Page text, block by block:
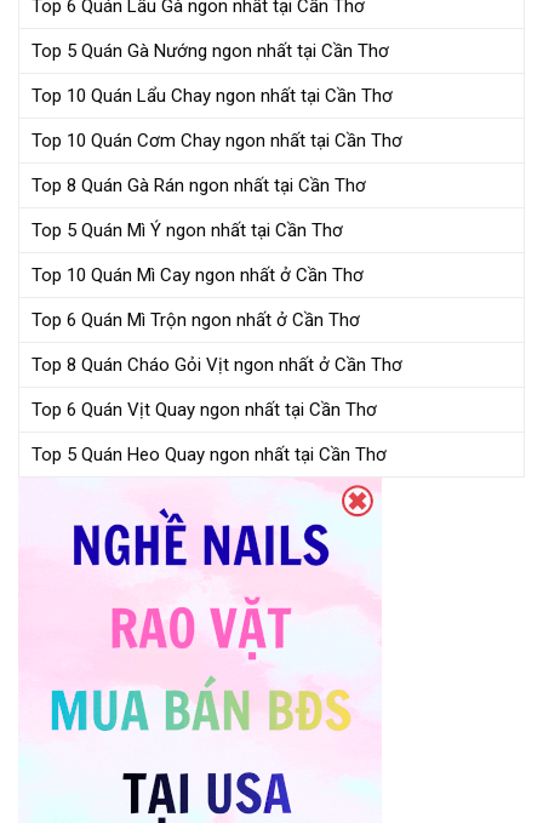
Top 6 Quán Lẩu Gà ngon nhất tại Cần Thơ
Top 5 Quán Gà Nướng ngon nhất tại Cần Thơ
Top 10 Quán Lẩu Chay ngon nhất tại Cần Thơ
Top 10 Quán Cơm Chay ngon nhất tại Cần Thơ
Top 8 Quán Gà Rán ngon nhất tại Cần Thơ
Top 5 Quán Mì Ý ngon nhất tại Cần Thơ
Top 10 Quán Mì Cay ngon nhất ở Cần Thơ
Top 6 Quán Mì Trộn ngon nhất ở Cần Thơ
Top 8 Quán Cháo Gỏi Vịt ngon nhất ở Cần Thơ
Top 6 Quán Vịt Quay ngon nhất tại Cần Thơ
Top 5 Quán Heo Quay ngon nhất tại Cần Thơ